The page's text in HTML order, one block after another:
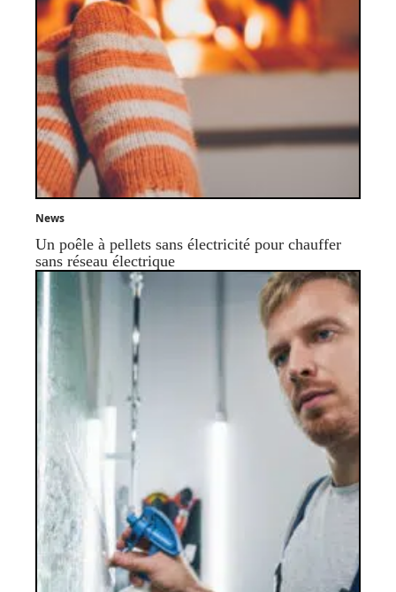
News
Un poêle à pellets sans électricité pour chauffer
sans réseau électrique